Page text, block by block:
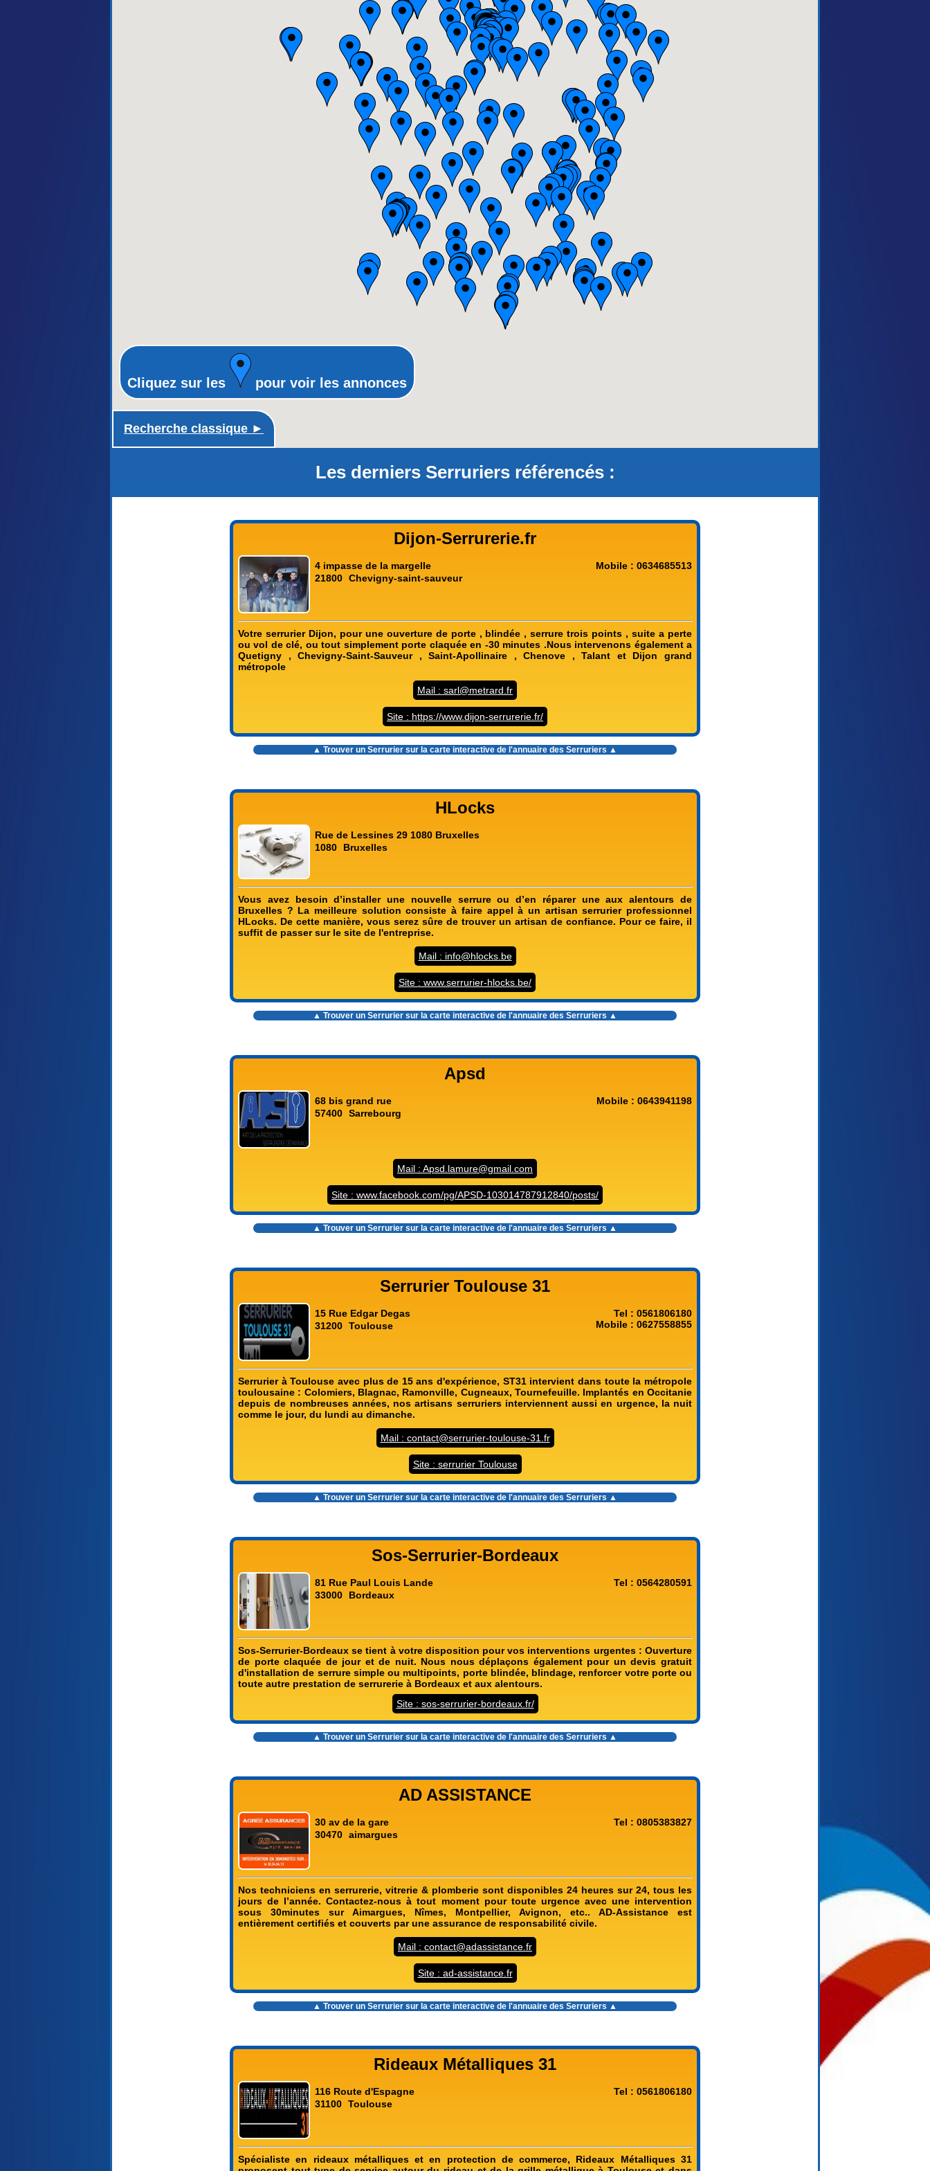
Bourgogne
Bretagne
Centre
Champagne-Ardenne
Franche-Comté
Haute-Normandie
Ile-de-France
Languedoc-Roussillon
Limousin
Lorraine
Midi-Pyrénées
Nord-Pas-de-Calais
Pays-de-la-Loire
Picardie
Poitou-Charentes
Provence-Alpes-Côte-d'Azur(paca)
Recherche classique ►
Cliquez sur les pour voir les annonces
Les derniers Serruriers référencés :
Dijon-Serrurerie.fr
4 impasse de la margelle
21800 Chevigny-saint-sauveur
Mobile : 0634685513
Votre serrurier Dijon, pour une ouverture de porte , blindée , serrure trois points , suite a perte
ou vol de clé, ou tout simplement porte claquée en -30 minutes .Nous intervenons également a
Quetigny , Chevigny-Saint-Sauveur , Saint-Apollinaire , Chenove , Talant et Dijon grand
métropole
Mail : sarl@metrard.fr
Site : https://www.dijon-serrurerie.fr/
▲ Trouver un Serrurier sur la carte interactive de l'annuaire des Serruriers ▲
HLocks
Rue de Lessines 29 1080 Bruxelles
1080
Bruxelles
Vous avez besoin d’installer une nouvelle serrure ou d’en réparer une aux alentours de
Bruxelles ? La meilleure solution consiste à faire appel à un artisan serrurier professionnel
HLocks. De cette manière, vous serez sûre de trouver un artisan de confiance. Pour ce faire, il
suffit de passer sur le site de l'entreprise.
Mail : info@hlocks.be
Site : www.serrurier-hlocks.be/
▲ Trouver un Serrurier sur la carte interactive de l'annuaire des Serruriers ▲
Apsd
68 bis grand rue
57400 Sarrebourg
Mobile : 0643941198
Mail : Apsd.lamure@gmail.com
Site : www.facebook.com/pg/APSD-103014787912840/posts/
▲ Trouver un Serrurier sur la carte interactive de l'annuaire des Serruriers ▲
Serrurier Toulouse 31
15 Rue Edgar Degas
31200 Toulouse
Tel : 0561806180
Mobile : 0627558855
Serrurier à Toulouse avec plus de 15 ans d'expérience, ST31 intervient dans toute la métropole
toulousaine : Colomiers, Blagnac, Ramonville, Cugneaux, Tournefeuille. Implantés en Occitanie
depuis de nombreuses années, nos artisans serruriers interviennent aussi en urgence, la nuit
comme le jour, du lundi au dimanche.
Mail : contact@serrurier-toulouse-31.fr
Site : serrurier Toulouse
▲ Trouver un Serrurier sur la carte interactive de l'annuaire des Serruriers ▲
Sos-Serrurier-Bordeaux
81 Rue Paul Louis Lande
33000
Bordeaux
Tel : 0564280591
Sos-Serrurier-Bordeaux se tient à votre disposition pour vos interventions urgentes : Ouverture
de porte claquée de jour et de nuit. Nous nous déplaçons également pour un devis gratuit
d'installation de serrure simple ou multipoints, porte blindée, blindage, renforcer votre porte ou
toute autre prestation de serrurerie à Bordeaux et aux alentours.
Site : sos-serrurier-bordeaux.fr/
▲ Trouver un Serrurier sur la carte interactive de l'annuaire des Serruriers ▲
AD ASSISTANCE
30 av de la gare
30470 aimargues
Tel : 0805383827
Nos techniciens en serrurerie, vitrerie & plomberie sont disponibles 24 heures sur 24, tous les
jours de l’année. Contactez-nous à tout moment pour toute urgence avec une intervention
sous 30minutes sur Aimargues, Nîmes, Montpellier, Avignon, etc.. AD-Assistance est
entièrement certifiés et couverts par une assurance de responsabilité civile.
Mail : contact@adassistance.fr
Site : ad-assistance.fr
▲ Trouver un Serrurier sur la carte interactive de l'annuaire des Serruriers ▲
Rideaux Métalliques 31
116 Route d'Espagne
31100 Toulouse
Tel : 0561806180
Spécialiste en rideaux métalliques et en protection de commerce, Rideaux Métalliques 31